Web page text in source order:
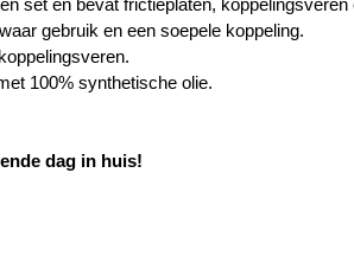
gebruik en een soepele koppeling.
100% synthetische olie.
dag in huis!